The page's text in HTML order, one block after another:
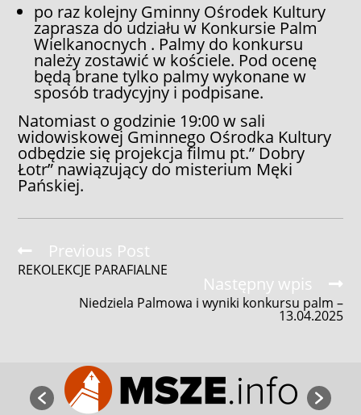
po raz kolejny Gminny Ośrodek Kultury
zaprasza do udziału w Konkursie Palm
Wielkanocnych . Palmy do konkursu
należy zostawić w kościele. Pod ocenę
będą brane tylko palmy wykonane w
sposób tradycyjny i podpisane.
Natomiast o godzinie 19:00 w sali
widowiskowej Gminnego Ośrodka Kultury
odbędzie się projekcja filmu pt.” Dobry
Łotr” nawiązujący do misterium Męki
Pańskiej.
Read
more
articles
Previous Post
REKOLEKCJE PARAFIALNE
Następny wpis
Niedziela Palmowa i wyniki konkursu palm –
13.04.2025